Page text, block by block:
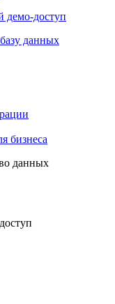
демо-доступ
данных
бизнеса
данных